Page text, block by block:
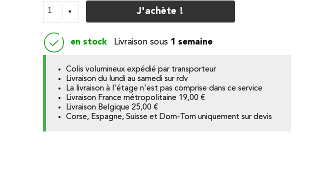
J'achète !
en stock 1 semaine
Colis volumineux expédié par transporteur
Livraison du lundi au samedi sur rdv
La livraison à l'étage n'est pas comprise dans ce service
Livraison France métropolitaine 19,00 €
Livraison Belgique 25,00 €
Corse, Espagne, Suisse et Dom-Tom uniquement sur devis